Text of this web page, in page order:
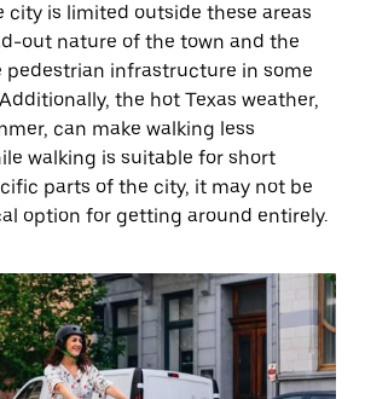
city is limited outside these areas
out nature of the town and the
pedestrian infrastructure in some
the hot Texas weather,
can make walking less
walking is suitable for short
parts of the city, it may not be
option for getting around entirely.